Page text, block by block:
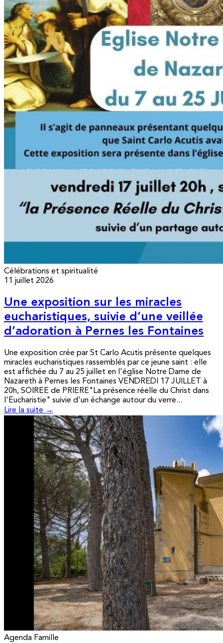
Célébrations et spiritualité
11 juillet 2026
Une exposition sur les miracles
eucharistiques, suivie d’une veillée
d’adoration à Pernes les Fontaines
Une exposition crée par St Carlo Acutis présente quelques
miracles eucharistiques rassemblés par ce jeune saint : elle
est affichée du 7 au 25 juillet en l'église Notre Dame de
Nazareth à Pernes les Fontaines VENDREDI 17 JUILLET à
20h, SOIREE de PRIERE"La présence réelle du Christ dans
l'Eucharistie" suivie d'un échange autour du verre...
Lire la suite →
Agenda Famille